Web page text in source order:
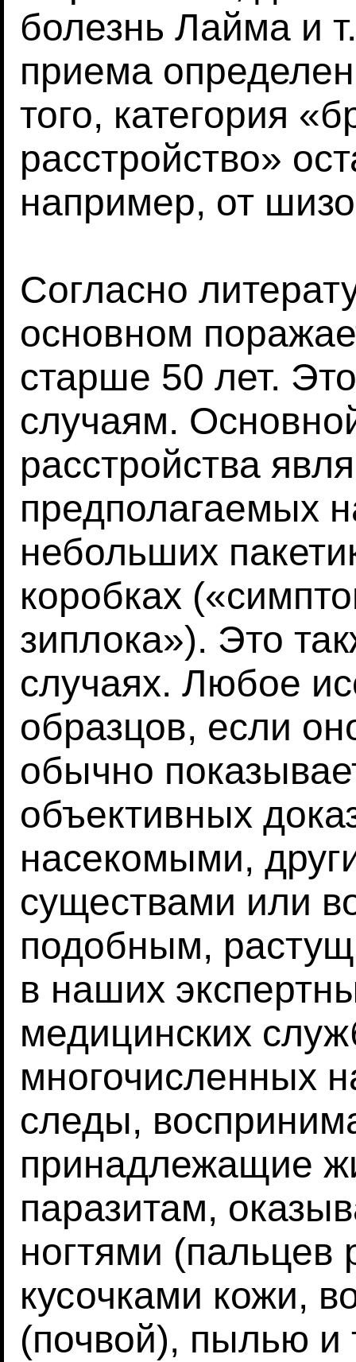
болезнь Лайма и
приема
того, категория
расстройство»
например, от
Согласно
основном
старше 50 лет.
случаям.
расстройства
предполагаемых
небольших
коробках
зиплока»). Это
случаях. Любое
образцов, если
обычно
объективных
насекомыми,
существами или
подобным,
в наших
медицинских
многочисленных
следы,
принадлежащие
паразитам,
ногтями (пальцев
кусочками кожи,
(почвой), пылью